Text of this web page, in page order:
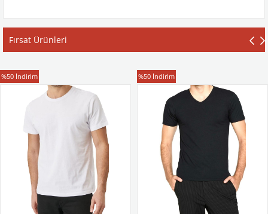
Fırsat Ürünleri
T-Shirt
%50 İndirim T-Shirt
%50 İndirim